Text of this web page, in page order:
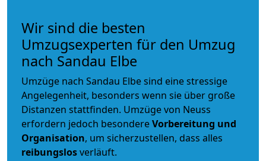
Wir sind die besten
Umzugsexperten für den Umzug
nach Sandau Elbe
Umzüge nach Sandau Elbe sind eine stressige
Angelegenheit, besonders wenn sie über große
Distanzen stattfinden. Umzüge von Neuss
erfordern jedoch besondereVorbereitung und
Organisation, um sicherzustellen, dass alles
reibungslosverläuft.